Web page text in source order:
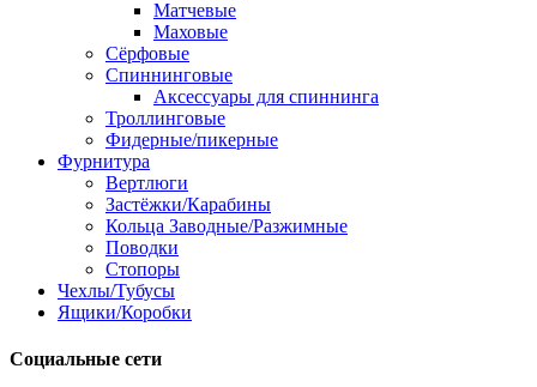
Матчевые
Маховые
Сёрфовые
Спиннинговые
Аксессуары для спиннинга
Троллинговые
Фидерные/пикерные
Фурнитура
Вертлюги
Застёжки/Карабины
Кольца Заводные/Разжимные
Поводки
Стопоры
Чехлы/Тубусы
Ящики/Коробки
Социальные сети